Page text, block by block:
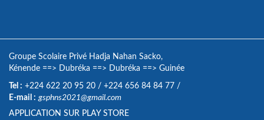
Groupe Scolaire Privé Hadja Nahan Sacko,
Kénende ==> Dubréka ==> Dubréka ==> Guinée
Tel : +224 622 20 95 20 / +224 656 84 84 77 /
E-mail : gsphns2021@gmail.com
APPLICATION SUR PLAY STORE